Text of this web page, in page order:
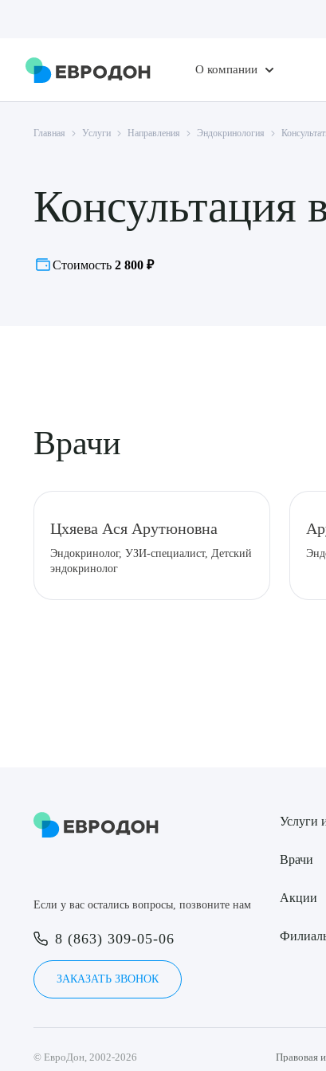
О компании
Главная Услуги Направления Эндокринология
Консультация
Стоимость 2 800 ₽
Врачи
Цхяева Ася Арутюновна
Эндокринолог, УЗИ-специалист, Детский
эндокринолог
Если у вас остались вопросы, позвоните нам
8 (863) 309-05-06
ЗАКАЗАТЬ ЗВОНОК
Услуги
Врачи
Акции
© ЕвроДон, 2002-2026 Правовая